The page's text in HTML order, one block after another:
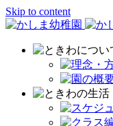
Skip to content